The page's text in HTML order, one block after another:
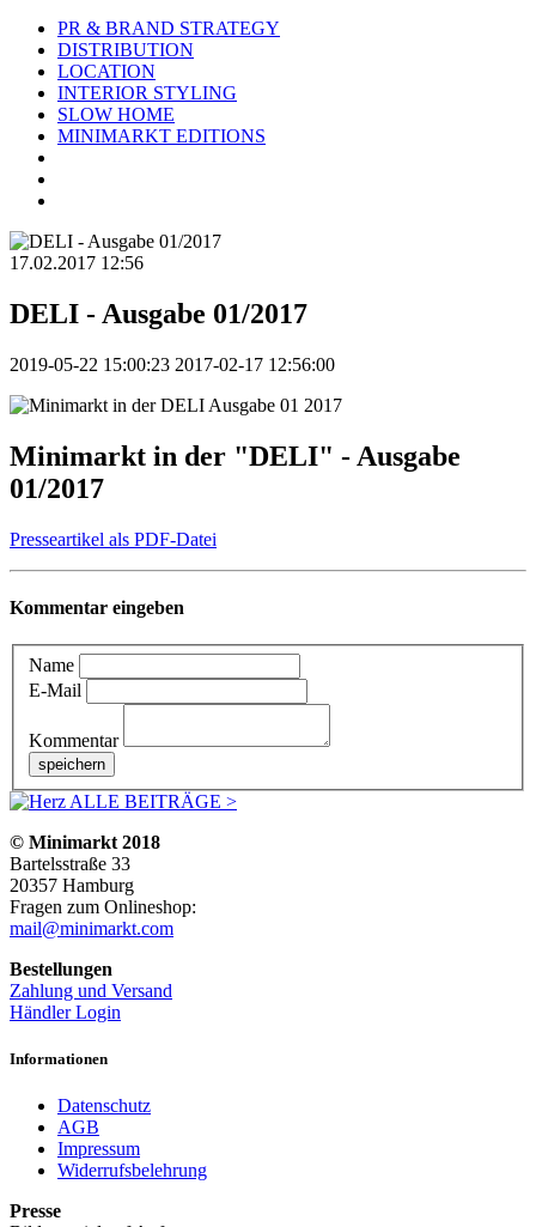
PR & BRAND STRATEGY
DISTRIBUTION
LOCATION
INTERIOR STYLING
SLOW HOME
MINIMARKT EDITIONS
17.02.2017 12:56
DELI - Ausgabe 01/2017
2019-05-22 15:00:23 2017-02-17 12:56:00
Minimarkt in der "DELI" - Ausgabe
01/2017
Presseartikel als PDF-Datei
Kommentar eingeben
Name
E-Mail
Kommentar
ALLE BEITRÄGE >
© Minimarkt 2018
Bartelsstraße 33
20357 Hamburg
Fragen zum Onlineshop:
mail@minimarkt.com
Bestellungen
Zahlung und Versand
Händler Login
Informationen
Datenschutz
AGB
Impressum
Widerrufsbelehrung
Presse